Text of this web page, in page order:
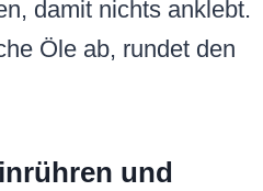
damit nichts anklebt.
Öle ab, rundet den
und